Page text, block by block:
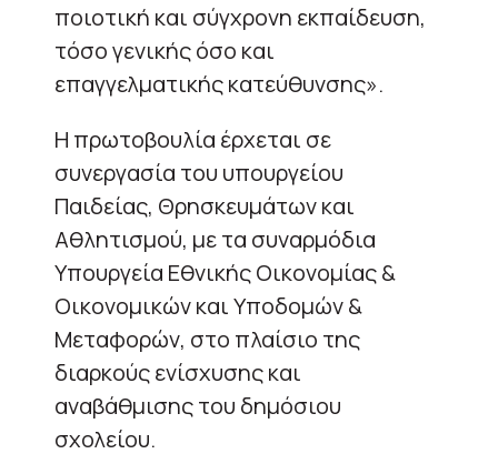
ποιοτική και σύγχρονη εκπαίδευση,
τόσο γενικής όσο και
επαγγελματικής κατεύθυνσης».
Η πρωτοβουλία έρχεται σε
συνεργασία του υπουργείου
Παιδείας, Θρησκευμάτων και
Αθλητισμού, με τα συναρμόδια
Υπουργεία Εθνικής Οικονομίας &
Οικονομικών και Υποδομών &
Μεταφορών, στο πλαίσιο της
διαρκούς ενίσχυσης και
αναβάθμισης του δημόσιου
σχολείου.